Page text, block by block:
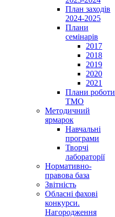
План заходів
2024-2025
Плани
семінарів
2017
2018
2019
2020
2021
Плани роботи
ТМО
Методичний
ярмарок
Навчальні
програми
Творчі
лабораторії
Нормативно-
правова база
Звітність
Обласні фахові
конкурси.
Нагородження